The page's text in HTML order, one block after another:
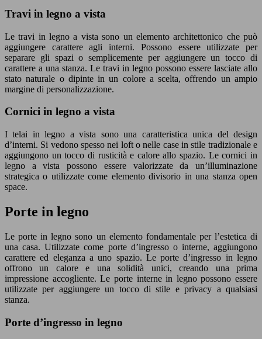
Travi in legno a vista
Le travi in legno a vista sono un elemento architettonico che può
aggiungere carattere agli interni. Possono essere utilizzate per
separare gli spazi o semplicemente per aggiungere un tocco di
carattere a una stanza. Le travi in legno possono essere lasciate allo
stato naturale o dipinte in un colore a scelta, offrendo un ampio
margine di personalizzazione.
Cornici in legno a vista
I telai in legno a vista sono una caratteristica unica del design
d’interni. Si vedono spesso nei loft o nelle case in stile tradizionale e
aggiungono un tocco di rusticità e calore allo spazio. Le cornici in
legno a vista possono essere valorizzate da un’illuminazione
strategica o utilizzate come elemento divisorio in una stanza open
space.
Porte in legno
Le porte in legno sono un elemento fondamentale per l’estetica di
una casa. Utilizzate come porte d’ingresso o interne, aggiungono
carattere ed eleganza a uno spazio. Le porte d’ingresso in legno
offrono un calore e una solidità unici, creando una prima
impressione accogliente. Le porte interne in legno possono essere
utilizzate per aggiungere un tocco di stile e privacy a qualsiasi
stanza.
Porte d’ingresso in legno